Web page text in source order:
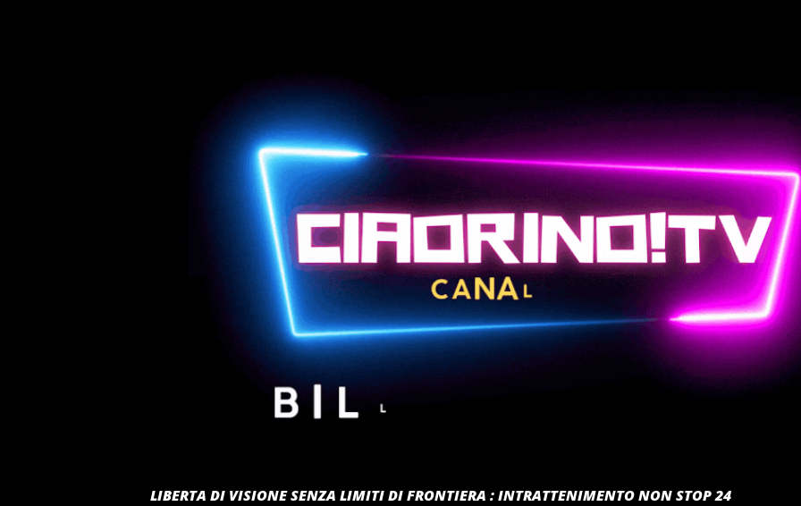
LIBERTA DI VISIONE SENZA LIMITI DI FRONTIERA : INTRATTENIMENTO NON STOP 24